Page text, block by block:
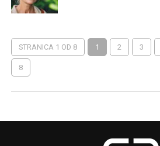
STRANICA 1 OD 8 1 2 3
8